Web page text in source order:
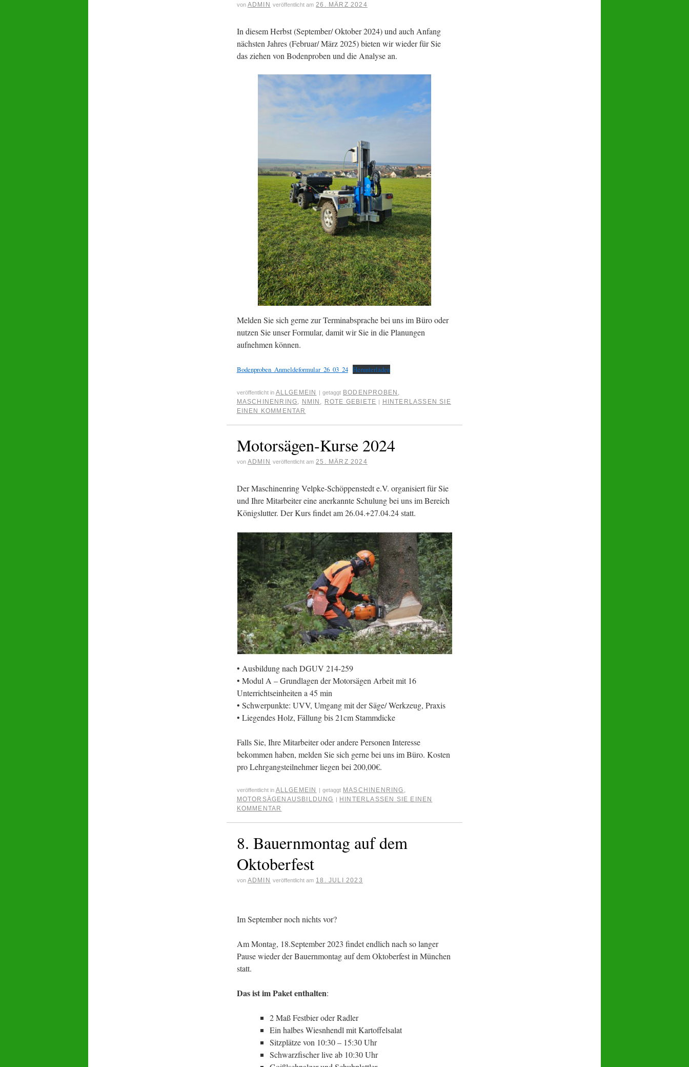
von ADMIN veröffentlicht am 26. MÄRZ 2024
In diesem Herbst (September/ Oktober 2024) und auch Anfang
nächsten Jahres (Februar/ März 2025) bieten wir wieder für Sie
das ziehen von Bodenproben und die Analyse an.
Melden Sie sich gerne zur Terminabsprache bei uns im Büro oder
nutzen Sie unser Formular, damit wir Sie in die Planungen
aufnehmen können.
Bodenproben_Anmeldeformular_26_03_24 Herunterladen
veröffentlicht in ALLGEMEIN getaggt BODENPROBEN ,
MASCHINENRING, NMIN , ROTE GEBIETE
HINTERLASSEN SIE
EINEN KOMMENTAR
Motorsägen-Kurse 2024
von ADMIN veröffentlicht am 25. MÄRZ 2024
Der Maschinenring Velpke-Schöppenstedt e.V. organisiert für Sie
und Ihre Mitarbeiter eine anerkannte Schulung bei uns im Bereich
Königslutter. Der Kurs findet am 26.04.+27.04.24 statt.
• Ausbildung nach DGUV 214-259
• Modul A – Grundlagen der Motorsägen Arbeit mit 16
Unterrichtseinheiten a 45 min
• Schwerpunkte: UVV, Umgang mit der Säge/ Werkzeug, Praxis
• Liegendes Holz, Fällung bis 21cm Stammdicke
Falls Sie, Ihre Mitarbeiter oder andere Personen Interesse
bekommen haben, melden Sie sich gerne bei uns im Büro. Kosten
pro Lehrgangsteilnehmer liegen bei 200,00€.
veröffentlicht in ALLGEMEIN getaggt MASCHINENRING ,
MOTORSÄGENAUSBILDUNG
HINTERLASSEN SIE EINEN
KOMMENTAR
8. Bauernmontag auf dem
Oktoberfest
von ADMIN veröffentlicht am 18. JULI 2023
Im September noch nichts vor?
Am Montag, 18.September 2023 findet endlich nach so langer
Pause wieder der Bauernmontag auf dem Oktoberfest in München
statt.
Das ist im Paket enthalten:
2 Maß Festbier oder Radler
Ein halbes Wiesnhendl mit Kartoffelsalat
Sitzplätze von 10:30 – 15:30 Uhr
Schwarzfischer live ab 10:30 Uhr